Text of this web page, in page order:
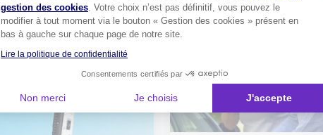
Découvrez les
gestion des cookies. Votre choix n’est pas définitif, vous pouvez le
modifier à tout moment via le bouton « Gestion des cookies » présent en
bas à gauche sur chaque page de notre site.
Lire la politique de confidentialité
Consentements certifiés par
Non merci Je choisis J'accepte